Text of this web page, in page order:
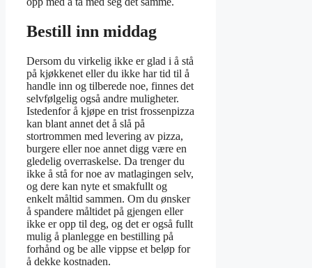
Bestill inn middag
Dersom du virkelig ikke er glad i å stå
på kjøkkenet eller du ikke har tid til å
handle inn og tilberede noe, finnes det
selvfølgelig også andre muligheter.
Istedenfor å kjøpe en trist frossenpizza
kan blant annet det å slå på
stortrommen med levering av pizza,
burgere eller noe annet digg være en
gledelig overraskelse. Da trenger du
ikke å stå for noe av matlagingen selv,
og dere kan nyte et smakfullt og
enkelt måltid sammen. Om du ønsker
å spandere måltidet på gjengen eller
ikke er opp til deg, og det er også fullt
mulig å planlegge en bestilling på
forhånd og be alle vippse et beløp for
å dekke kostnaden.